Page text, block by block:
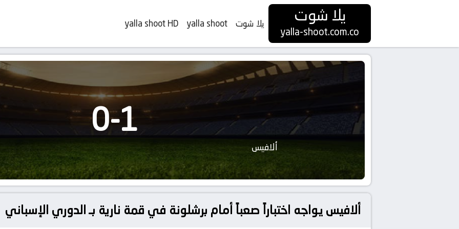
يلا شوت
yalla-shoot.com.co
يلا شوت yalla shoot
yalla shoot HD
ألافيس
1
-
0
ألافيس يواجه اختباراً صعباً أمام برشلونة في قمة نارية بـ الدوري الإسباني